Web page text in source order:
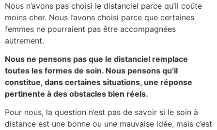
Nous n’avons pas choisi le distanciel parce qu’il coûte
moins cher. Nous l’avons choisi parce que certaines
femmes ne pourraient pas être accompagnées
autrement.
Nous ne pensons pas que le distanciel remplace
toutes les formes de soin. Nous pensons qu’il
constitue, dans certaines situations, une réponse
pertinente à des obstacles bien réels.
Pour nous, la question n’est pas de savoir si le soin à
distance est une bonne ou une mauvaise idée, mais c’est